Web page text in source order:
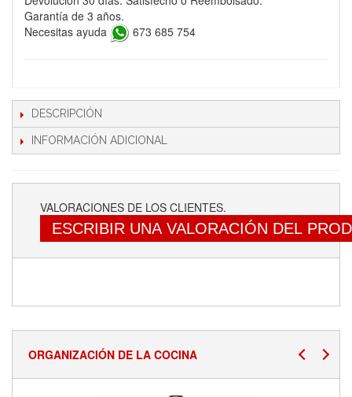
Garantía de 3 años.
Necesitas ayuda
673 685 754
DESCRIPCIÓN
INFORMACIÓN ADICIONAL
VALORACIONES DE LOS CLIENTES.
ESCRIBIR UNA VALORACIÓN DEL
ORGANIZACIÓN DE LA COCINA